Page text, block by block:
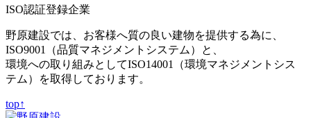
ISO認証登録企業
野原建設では、お客様へ質の良い建物を提供する為に、
ISO9001（品質マネジメントシステム）と、
環境への取り組みとしてISO14001（環境マネジメントシス
テム）を取得しております。
top↑